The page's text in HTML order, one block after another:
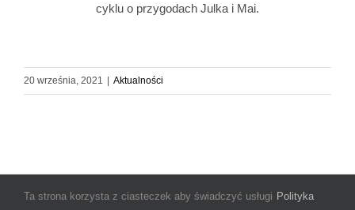
cyklu o przygodach Julka i Mai.
20 września, 2021 | Aktualności
© Copyright 2025 Miejsko-Gminna Biblioteka Publiczna im. Janiny
Ta strona korzysta z ciasteczek aby świadczyć usługi Polityka